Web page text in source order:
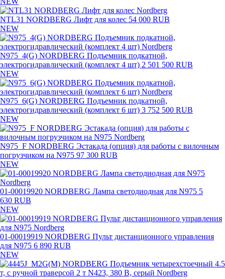
NTL31 NORDBERG Лифт для колес 54 000 RUB
NEW
N975_4(G) NORDBERG Подъемник подкатной,
электрогидравлический (комплект 4 шт) 2 501 500 RUB
NEW
N975_6(G) NORDBERG Подъемник подкатной,
электрогидравлический (комплект 6 шт) 3 752 500 RUB
NEW
N975_F NORDBERG Эстакада (опция) для работы с вилочным
погрузчиком на N975 97 300 RUB
NEW
01-00019920 NORDBERG Лампа светодиодная для N975 5
630 RUB
NEW
01-00019919 NORDBERG Пульт дистанционного управления
для N975 6 890 RUB
NEW